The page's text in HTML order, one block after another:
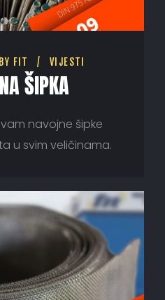
BY FIT VIJESTI
ŠIPKA
navojne šipke
u svim veličinama.